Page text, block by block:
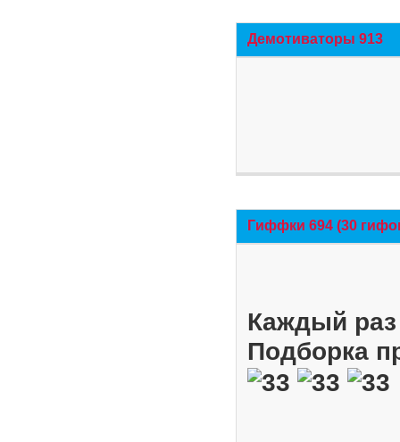
Демотиваторы 913
Гиффки 694 (30
Каждый
Подборка